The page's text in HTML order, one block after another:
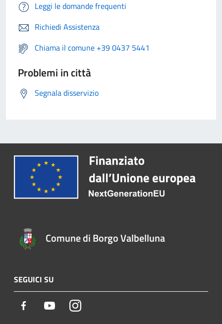
Leggi le domande frequenti
Richiedi Assistenza
Chiama il comune +39 0437 5441
Problemi in città
Segnala disservizio
Comune di Borgo Valbelluna
SEGUICI SU
Facebook YoutubeInstagram